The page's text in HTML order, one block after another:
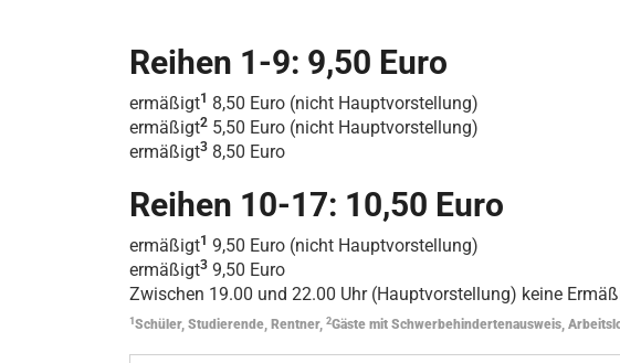
Reihen 1-9: 9,50 Euro
ermäßigt1 8,50 Euro (nicht Hauptvorstellung)
ermäßigt2 5,50 Euro (nicht Hauptvorstellung)
ermäßigt3 8,50 Euro
Reihen 10-17: 10,50 Euro
ermäßigt1 9,50 Euro (nicht Hauptvorstellung)
ermäßigt3 9,50 Euro
Zwischen 19.00 und 22.00 Uhr (Hauptvorstellung) keine
1 Schüler, Studierende, Rentner, 2Gäste mit Schwerbehindertenausweis,